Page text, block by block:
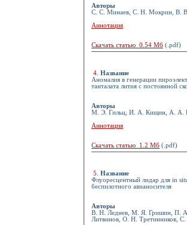
Авторы
С. С. Минаев, С. Н. Мокрин, В.
Аннотация
Скачать статью 0.54 Мб (.pdf)
4 Название
Аномалия в генерации
танталата лития с постоянной
Авторы
М. Э. Гильц, И. А. Кищин, А. А.
Аннотация
Скачать статью 1.2 Мб (.pdf)
5
Название
Флуоресцентный лидар для in
беспилотного авианосителя
Авторы
В. Н. Леднев, М. Я. Гришин, П.
Литвинов, О. Н. Третинников,